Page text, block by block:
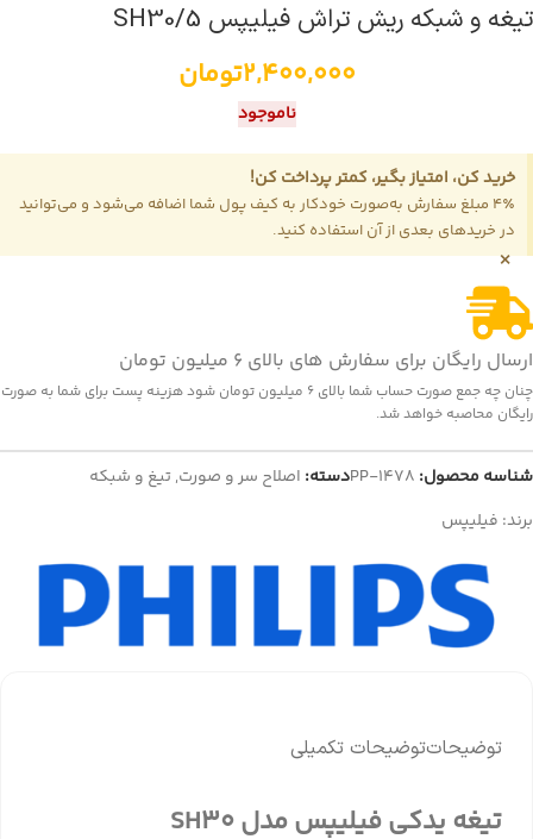
تیغه و شبکه ریش تراش فیلیپس SH30/5
2,400,000تومان
ناموجود
خرید کن، امتیاز بگیر، کمتر پرداخت کن!
4٪ مبلغ سفارش به‌صورت خودکار به کیف پول شما اضافه می‌شود و می‌توانید
در خریدهای بعدی از آن استفاده کنید.
×
ارسال رایگان برای سفارش های بالای 6 میلیون تومان
چنان چه جمع صورت حساب شما بالای 6 میلیون تومان شود هزینه پست برای شما به صورت
رایگان محاصبه خواهد شد.
شناسه محصول: PP-1478دسته: اصلاح سر و صورت,تیغ و شبکه
برند: فیلیپس
توضیحاتتوضیحات تکمیلی
تیغه یدکی فیلیپس مدل SH30